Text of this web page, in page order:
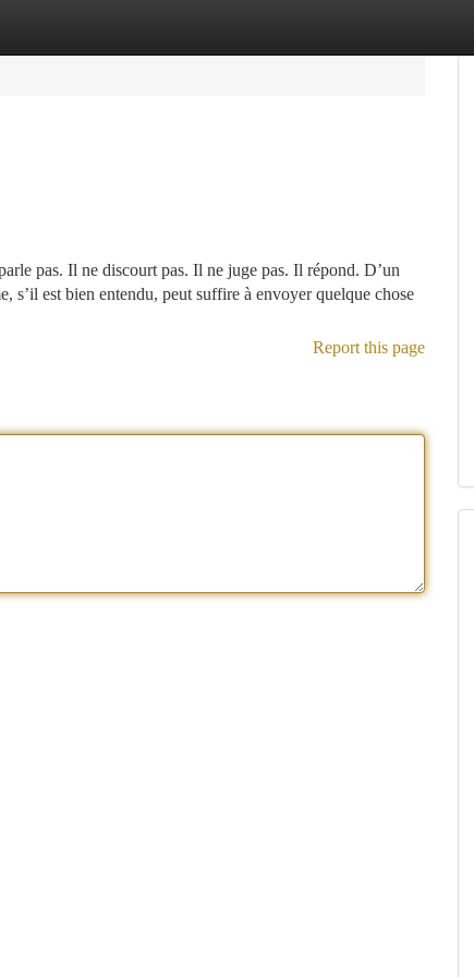
pas. Il ne discourt pas. Il ne juge pas. Il répond. D’un
s’il est bien entendu, peut suffire à envoyer quelque chose
Report this page